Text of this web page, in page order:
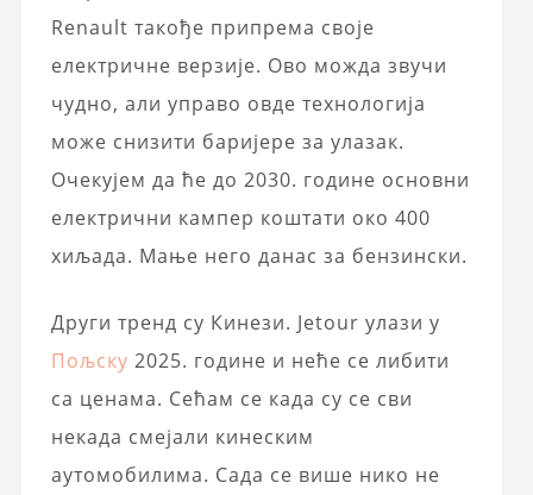
Renault такође припрема своје
електричне верзије. Ово можда звучи
чудно, али управо овде технологија
може снизити баријере за улазак.
Очекујем да ће до 2030. године основни
електрични кампер коштати око 400
хиљада. Мање него данас за бензински.
Други тренд су Кинези. Jetour улази у
Пољску 2025. године и неће се либити
са ценама. Сећам се када су се сви
некада смејали кинеским
аутомобилима. Сада се више нико не